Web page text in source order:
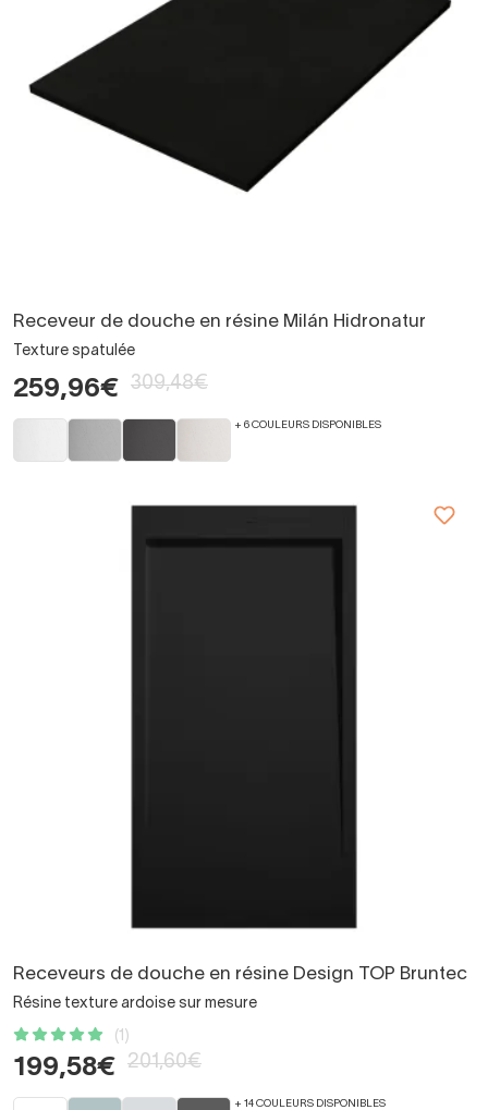
Receveur de douche en résine Milán Hidronatur
Texture spatulée
259,96€ 309,48€
+ 6 COULEURS DISPONIBLES
Receveurs de douche en résine Design TOP Bruntec
Résine texture ardoise sur mesure
(1)
199,58€ 201,60€
+ 14 COULEURS DISPONIBLES